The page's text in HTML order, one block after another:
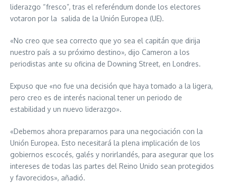
liderazgo “fresco”, tras el referéndum donde los electores
votaron por la salida de la Unión Europea (UE).
«No creo que sea correcto que yo sea el capitán que dirija
nuestro país a su próximo destino», dijo Cameron a los
periodistas ante su oficina de Downing Street, en Londres.
Expuso que «no fue una decisión que haya tomado a la ligera,
pero creo es de interés nacional tener un periodo de
estabilidad y un nuevo liderazgo».
«Debemos ahora prepararnos para una negociación con la
Unión Europea. Esto necesitará la plena implicación de los
gobiernos escocés, galés y norirlandés, para asegurar que los
intereses de todas las partes del Reino Unido sean protegidos
y favorecidos», añadió.